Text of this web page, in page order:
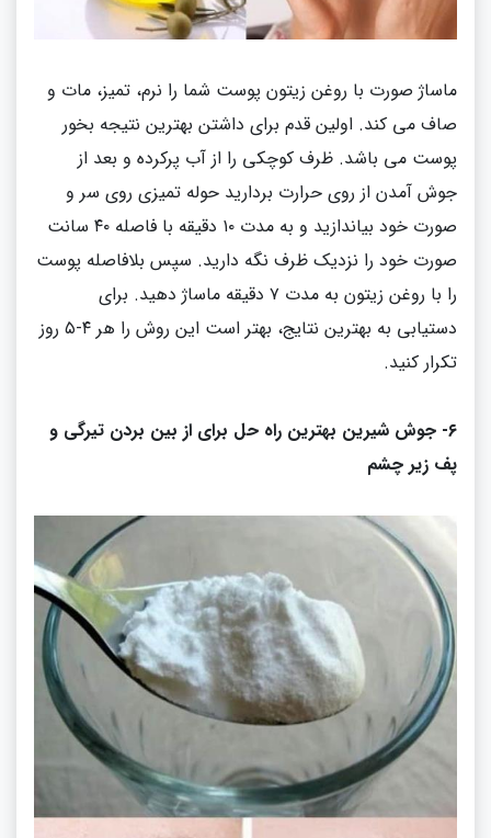
ماساژ صورت با روغن زیتون پوست شما را نرم، تمیز، مات و
صاف می کند. اولین قدم برای داشتن بهترین نتیجه بخور
پوست می باشد. ظرف کوچکی را از آب پرکرده و بعد از
جوش آمدن از روی حرارت بردارید حوله تمیزی روی سر و
صورت خود بیاندازید و به مدت ۱۰ دقیقه با فاصله ۴۰ سانت
صورت خود را نزدیک ظرف نگه دارید. سپس بلافاصله پوست
را با روغن زیتون به مدت ۷ دقیقه ماساژ دهید
. برای
دستیابی به بهترین نتایج، بهتر است این روش را هر ۴ -
۵ روز
تکرار کنید.
۶- جوش شیرین بهترین راه حل برای از بین بردن تیرگی و
پف زیر چشم